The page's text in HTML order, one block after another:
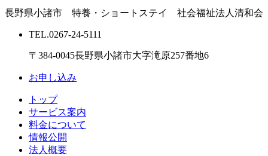
長野県小諸市 特養・ショートステイ 社会福祉法人清和会
TEL.0267-24-5111
〒384-0045長野県小諸市大字滝原257番地6
お申し込み
トップ
サービス案内
料金について
情報公開
法人概要